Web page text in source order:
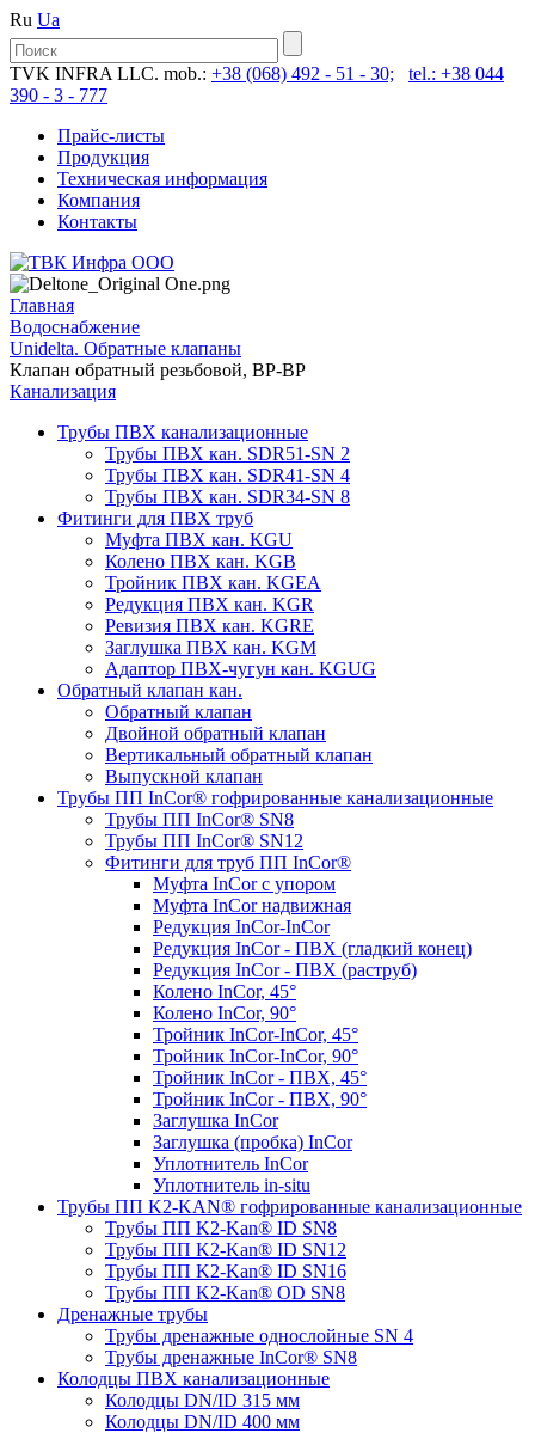
Ru Ua
TVK INFRA LLC. mob.: +38 (068) 492 - 51 - 30;
tel.: +38 044
390 - 3 - 777
Прайс-листы
Продукция
Техническая информация
Компания
Контакты
Главная
Водоснабжение
Unidelta. Обратные клапаны
Клапан обратный резьбовой, ВР-ВР
Канализация
Трубы ПВХ канализационные
Трубы ПВХ кан. SDR51-SN 2
Трубы ПВХ кан. SDR41-SN 4
Трубы ПВХ кан. SDR34-SN 8
Фитинги для ПВХ труб
Муфта ПВХ кан. KGU
Колено ПВХ кан. KGB
Тройник ПВХ кан. KGEA
Редукция ПВХ кан. KGR
Ревизия ПВХ кан. KGRE
Заглушка ПВХ кан. KGM
Адаптор ПВХ-чугун кан. KGUG
Обратный клапан кан.
Обратный клапан
Двойной обратный клапан
Вертикальный обратный клапан
Выпускной клапан
Трубы ПП InCor® гофри­рованные канализационные
Трубы ПП InCor® SN8
Трубы ПП InCor® SN12
Фитинги для труб ПП InCor®
Муфта InCor с упором
Муфта InCor надвижная
Редукция InCor-InCor
Редукция InCor - ПВХ (гладкий конец)
Редукция InCor - ПВХ (раструб)
Колено InCor, 45°
Колено InCor, 90°
Тройник InCor-InCor, 45°
Тройник InCor-InCor, 90°
Тройник InCor - ПВХ, 45°
Тройник InCor - ПВХ, 90°
Заглушка InCor
Заглушка (пробка) InCor
Уплотнитель InCor
Уплотнитель in-situ
Трубы ПП K2-KAN® гофри­рованные канализационные
Трубы ПП K2-Kan® ID SN8
Трубы ПП K2-Kan® ID SN12
Трубы ПП K2-Kan® ID SN16
Трубы ПП K2-Kan® OD SN8
Дренажные трубы
Трубы дренажные однослойные SN 4
Трубы дренажные InCor® SN8
Колодцы ПВХ канализационные
Колодцы DN/ID 315 мм
Колодцы DN/ID 400 мм